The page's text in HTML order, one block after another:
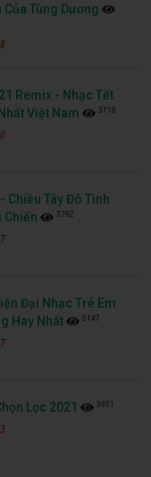
Tùng Dương
Remix - Nhạc Tết
Việt Nam
3718
Chiều Tây Đô Tình
Chiến
3792
Đại Nhạc Trẻ Em
Hay Nhất
5147
Lọc 2021 3951